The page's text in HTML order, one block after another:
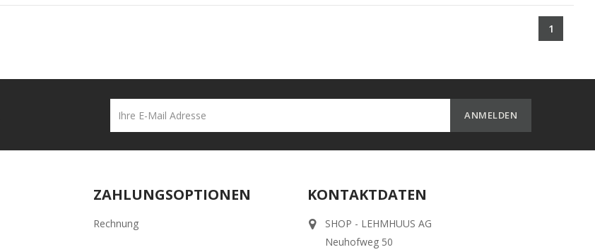
1
ZAHLUNGSOPTIONEN
Rechnung
KONTAKTDATEN
SHOP - LEHMHUUS AG
Neuhofweg 50